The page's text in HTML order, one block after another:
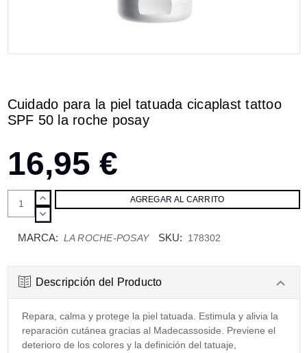
Cuidado para la piel tatuada cicaplast tattoo
SPF 50 la roche posay
16,95 €
AUMENTAR
CANTIDAD:
DISMINUIR
MARCA: LA ROCHE-POSAY SKU: 178302
Descripción del Producto
Repara, calma y protege la piel tatuada. Estimula y alivia la
reparación cutánea gracias al Madecassoside. Previene el
deterioro de los colores y la definición del tatuaje,